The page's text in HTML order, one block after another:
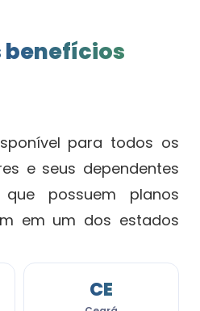
benefícios
para todos os
e seus dependentes
possuem planos
em um dos estados
CE